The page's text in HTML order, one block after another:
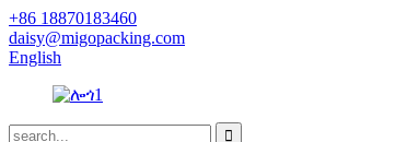
+86 18870183460
daisy@migopacking.com
English